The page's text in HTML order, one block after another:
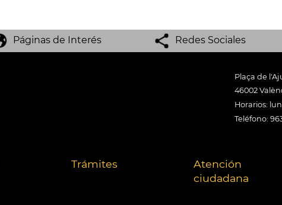
Páginas de Interés Redes Sociales
Plaça de
46002
Horarios:
Teléfono:
Trámites
Atención
ciudadana